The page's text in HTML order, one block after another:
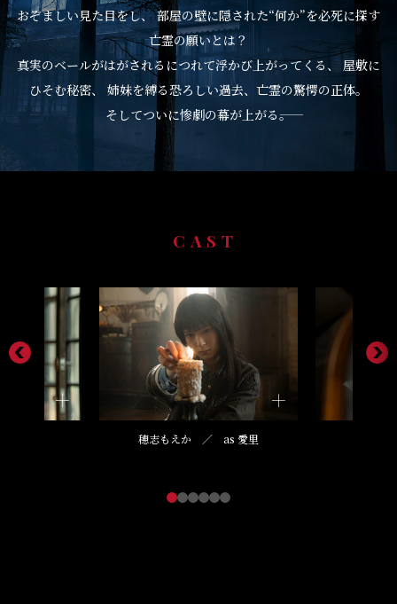
おぞましい見た目をし、部屋の壁に隠された“何か”を必死に探す
亡霊の願いとは？
真実のベールがはがされるにつれて浮かび上がってくる、
屋敷に
ひそむ秘密、
姉妹を縛る恐ろしい過去、亡霊の驚愕の正体。
そしてついに惨劇の幕が上がる――。
CAST
穂志もえか ／ as 愛里